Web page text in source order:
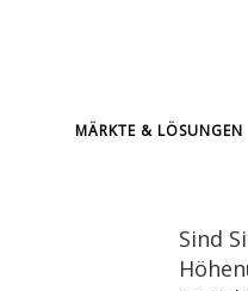
MÄRKTE & LÖSUNGEN
Sind